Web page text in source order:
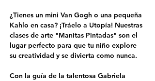
¿Tienes un mini Van Gogh o una pequeña
Kahlo en casa? ¡Tráelo a Utopía! Nuestras
clases de arte "Manitas Pintadas" son el
lugar perfecto para que tu niño explore
su creatividad y se divierta como nunca.
Con la guía de la talentosa Gabriela